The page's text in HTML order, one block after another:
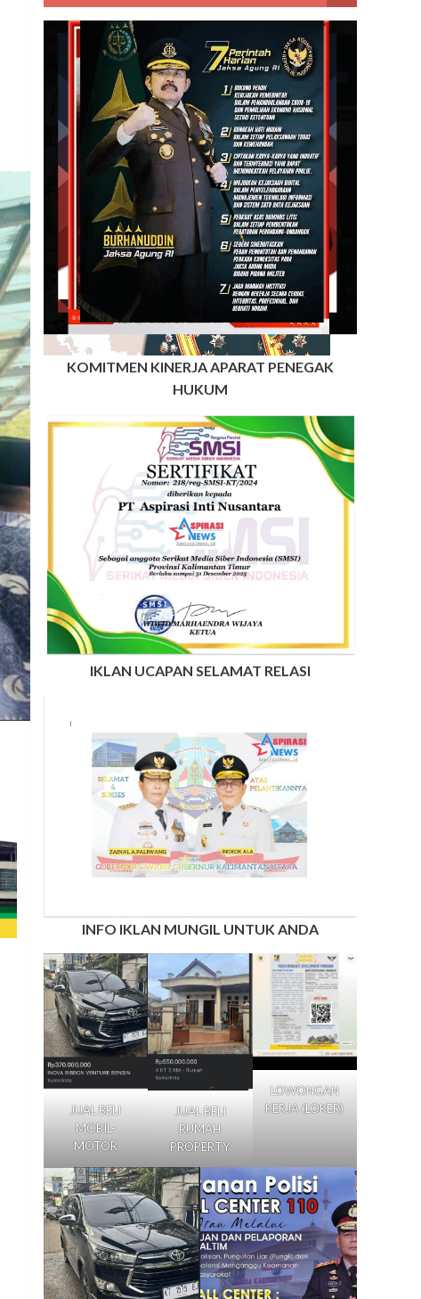
KOMITMEN KINERJA APARAT PENEGAK
HUKUM
IKLAN UCAPAN SELAMAT RELASI
INFO IKLAN MUNGIL UNTUK ANDA
JUAL BELI
MOBIL-
MOTOR
JUAL BELI
RUMAH
PROPERTY
LOWONGAN
KERJA (LOKER)